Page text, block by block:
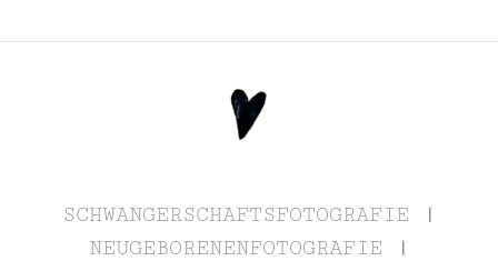
SCHWANGERSCHAFTSFOTOGRAFIE |
NEUGEBORENENFOTOGRAFIE |